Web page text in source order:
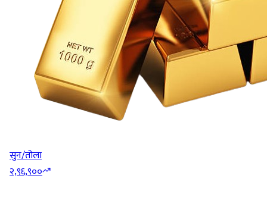
सुन/तोला
२,९६,९००